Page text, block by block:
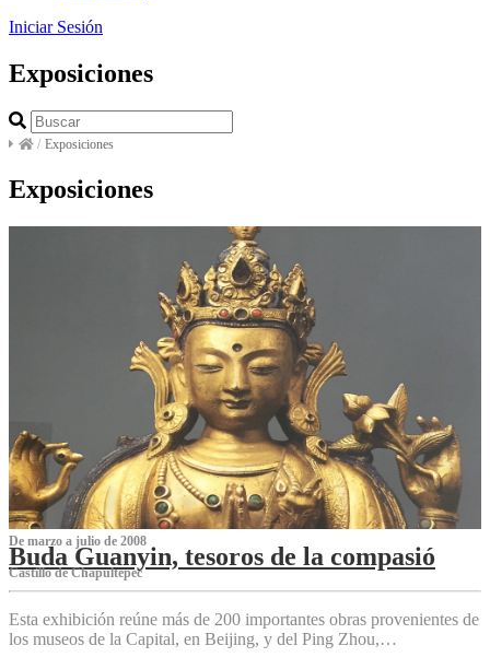
Iniciar Sesión
Exposiciones
/ Exposiciones
Exposiciones
De marzo a julio de 2008
Buda Guanyin, tesoros de la compasió
Castillo de Chapultepec
Esta exhibición reúne más de 200 importantes obras provenientes de
los museos de la Capital, en Beijing, y del Ping Zhou,…